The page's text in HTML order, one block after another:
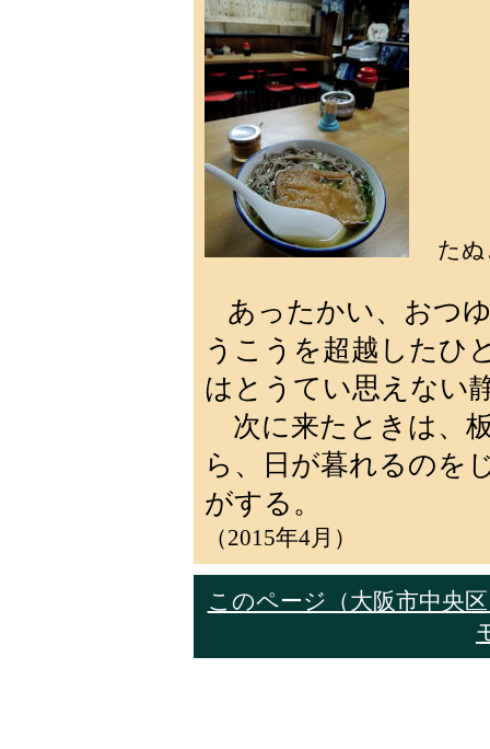
たぬ
あったかい、おつ
うこうを超越したひ
はとうてい思えない
次に来たときは、
ら、日が暮れるのを
がする。
（2015年4月）
このページ（大阪市中央